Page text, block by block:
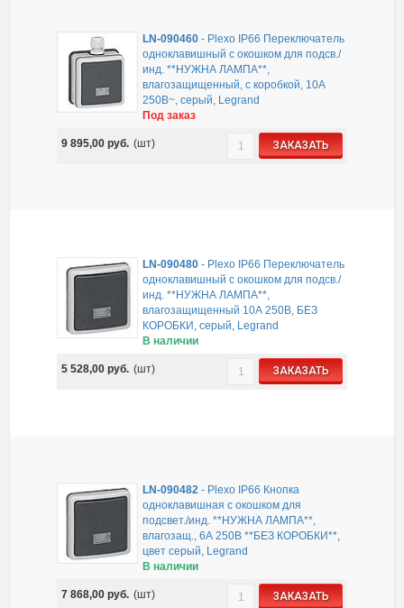
LN-090460- Plexo IP66 Переключатель
одноклавишный с окошком для подсв./
инд. **НУЖНА ЛАМПА**,
влагозащищенный, с коробкой, 10А
250В~, серый, Legrand
Под заказ
9 895,00 руб. (шт) ЗАКАЗАТЬ
LN-090480- Plexo IP66 Переключатель
одноклавишный с окошком для подсв./
инд. **НУЖНА ЛАМПА**,
влагозащищенный 10А 250В, БЕЗ
КОРОБКИ, серый, Legrand
В наличии
5 528,00 руб. (шт) ЗАКАЗАТЬ
LN-090482- Plexo IP66 Кнопка
одноклавишная с окошком для
подсвет./инд. **НУЖНА ЛАМПА**,
влагозащ., 6А 250В **БЕЗ КОРОБКИ**,
цвет серый, Legrand
В наличии
7 868,00 руб. (шт) ЗАКАЗАТЬ